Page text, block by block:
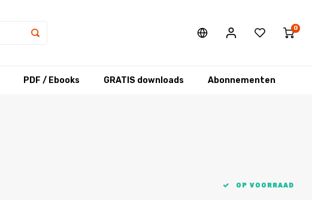
0
PDF / Ebooks GRATIS downloads Abonnementen
OP VOORRAAD